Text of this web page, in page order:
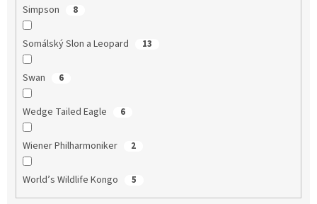
Simpson 8
Somálský Slon a Leopard 13
Swan 6
Wedge Tailed Eagle 6
Wiener Philharmoniker 2
World’s Wildlife Kongo 5